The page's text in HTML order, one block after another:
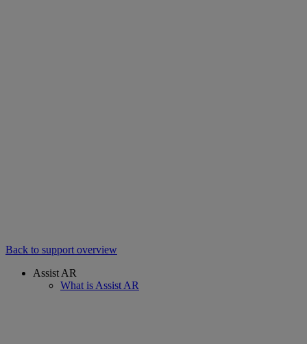
Back to support overview
Assist AR
What is Assist AR